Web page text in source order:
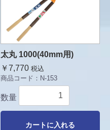
太丸 1000(40mm用)
￥7,770 税込
商品コード： N-153
数量
カートに入れる